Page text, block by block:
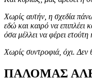
Χωρίς αυτήν, η σχεδία
εδώ και καιρό να επιπλέει
όσα μέλλει να φέρει ετούτη
Χωρίς συντροφιά, όχι.
ΠΑΛΟΜΑΣ